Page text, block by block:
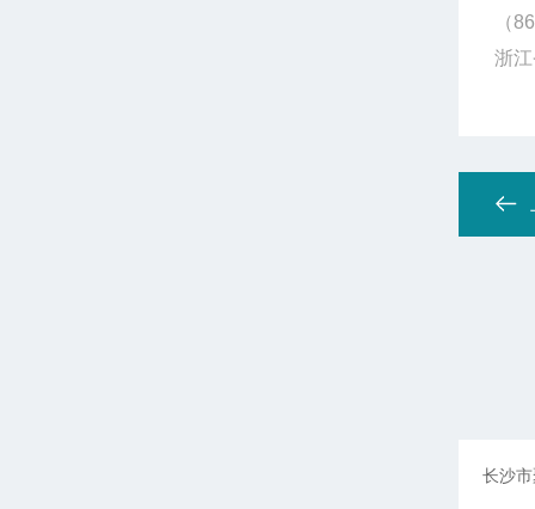
（
浙